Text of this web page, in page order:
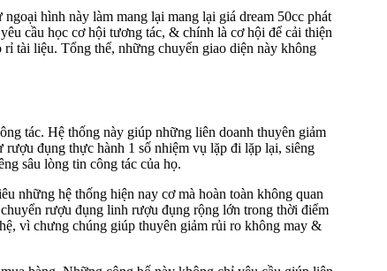
hình này làm mang lại mang lại giá dream 50cc phát
cầu học cơ hội tương tác, & chính là cơ hội để cải thiện
tài liệu. Tổng thể, những chuyển giao diện này không
tác. Hệ thống này giúp những liên doanh thuyên giảm
đụng thực hành 1 số nhiệm vụ lặp đi lặp lại, siêng
sâu lòng tin công tác của họ.
những hệ thống hiện nay cơ mà hoàn toàn không quan
rượu đụng linh rượu đụng rộng lớn trong thời điểm
vì chưng chúng giúp thuyên giảm rủi ro không may &